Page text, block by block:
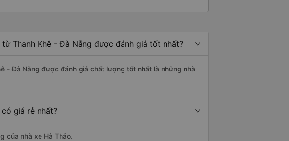
Thanh Khê - Đà Nẵng được đánh giá tốt nhất?
- Đà Nẵng được đánh giá chất lượng tốt nhất là những nhà
giá rẻ nhất?
của nhà xe Hà Thảo.